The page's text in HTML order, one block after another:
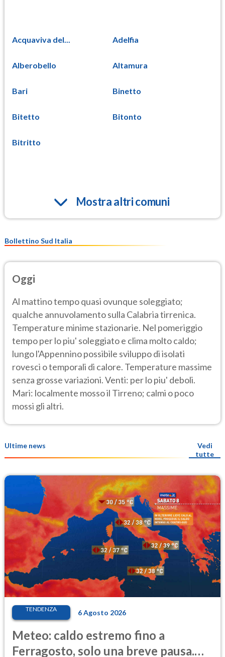
Acquaviva del... Adelfia
Alberobello Altamura
Bari Binetto
Bitetto Bitonto
Bitritto
Mostra altri comuni
Bollettino Sud Italia
Oggi
Al mattino tempo quasi ovunque soleggiato;
qualche annuvolamento sulla Calabria tirrenica.
Temperature minime stazionarie. Nel pomeriggio
tempo per lo piu' soleggiato e clima molto caldo;
lungo l'Appennino possibile sviluppo di isolati
rovesci o temporali di calore. Temperature massime
senza grosse variazioni. Venti: per lo piu' deboli.
Mari: localmente mosso il Tirreno; calmi o poco
mossi gli altri.
Ultime news
Vedi
tutte
TENDENZA 6 Agosto 2026
Meteo: caldo estremo fino a
Ferragosto, solo una breve pausa.